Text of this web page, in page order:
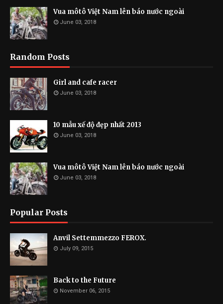
Vua môtô Việt Nam lên báo nước ngoài
June 03, 2018
Random Posts
Girl and cafe racer
June 03, 2018
10 mẫu xế độ đẹp nhất 2013
June 03, 2018
Vua môtô Việt Nam lên báo nước ngoài
June 03, 2018
Popular Posts
Anvil Settemmezzo FEROX.
July 09, 2015
Back to the Future
November 06, 2015